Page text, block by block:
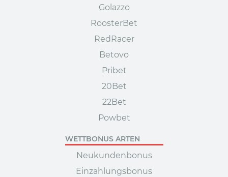
Golazzo
RoosterBet
RedRacer
Betovo
Pribet
20Bet
22Bet
Powbet
WETTBONUS ARTEN
Neukundenbonus
Einzahlungsbonus